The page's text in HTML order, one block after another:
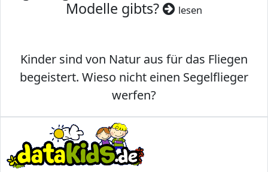
Modelle gibts?
lesen
Kinder sind von Natur aus für das Fliegen
begeistert. Wieso nicht einen Segelflieger
werfen?